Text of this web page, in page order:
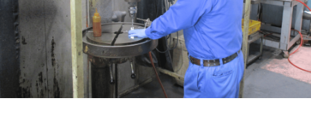
Entry
エントリー